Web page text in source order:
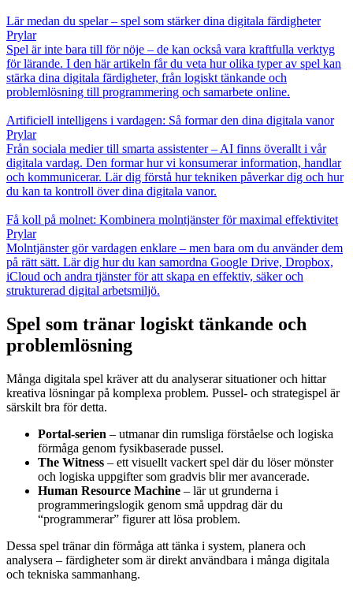
Lär medan du spelar – spel som stärker dina digitala färdigheter
Prylar
Spel är inte bara till för nöje – de kan också vara kraftfulla verktyg
för lärande. I den här artikeln får du veta hur olika typer av spel kan
stärka dina digitala färdigheter, från logiskt tänkande och
problemlösning till programmering och samarbete online.
Artificiell intelligens i vardagen: Så formar den dina digitala vanor
Prylar
Från sociala medier till smarta assistenter – AI finns överallt i vår
digitala vardag. Den formar hur vi konsumerar information, handlar
och kommunicerar. Lär dig förstå hur tekniken påverkar dig och hur
du kan ta kontroll över dina digitala vanor.
Få koll på molnet: Kombinera molntjänster för maximal effektivitet
Prylar
Molntjänster gör vardagen enklare – men bara om du använder dem
på rätt sätt. Lär dig hur du kan samordna Google Drive, Dropbox,
iCloud och andra tjänster för att skapa en effektiv, säker och
strukturerad digital arbetsmiljö.
Spel som tränar logiskt tänkande och
problemlösning
Många digitala spel kräver att du analyserar situationer och hittar
kreativa lösningar på komplexa problem. Pussel- och strategispel är
särskilt bra för detta.
Portal-serien – utmanar din rumsliga förståelse och logiska
förmåga genom fysikbaserade pussel.
The Witness – ett visuellt vackert spel där du löser mönster
och logiska uppgifter som gradvis blir mer avancerade.
Human Resource Machine – lär ut grunderna i
programmeringslogik genom små uppdrag där du
“programmerar” figurer att lösa problem.
Dessa spel tränar din förmåga att tänka i system, planera och
analysera – färdigheter som är direkt användbara i många digitala
och tekniska sammanhang.